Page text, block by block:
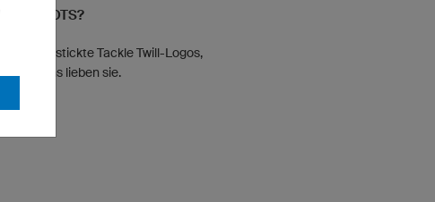
TRIKOTS?
aufgestickte Tackle Twill-Logos,
Die Fans lieben sie.